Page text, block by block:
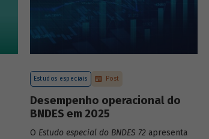
Estudos especiais Post
Desempenho operacional do
BNDES em 2025
O Estudo especial do BNDES 72 apresenta